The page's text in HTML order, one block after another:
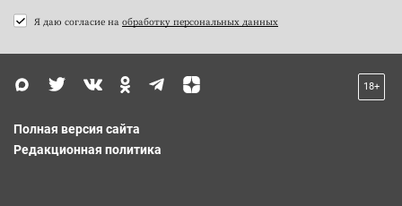
Я даю согласие на обработку персональных данных
18+
Полная версия сайта
Редакционная политика